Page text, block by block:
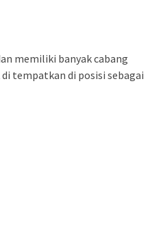
memiliki banyak cabang
tempatkan di posisi sebagai